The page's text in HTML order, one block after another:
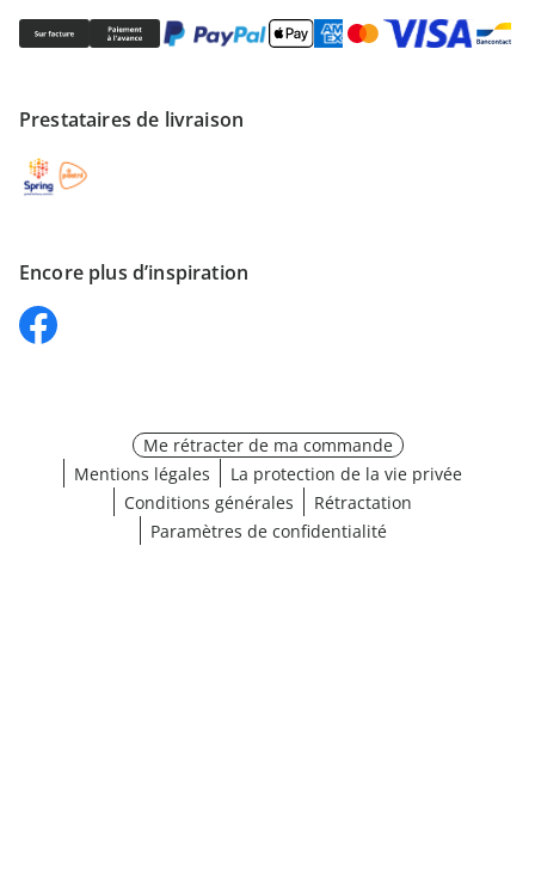
Prestataires de livraison
Encore plus d’inspiration
Me rétracter de ma commande
Mentions légales
La protection de la vie privée
Conditions générales
Rétractation
Paramètres de confidentialité